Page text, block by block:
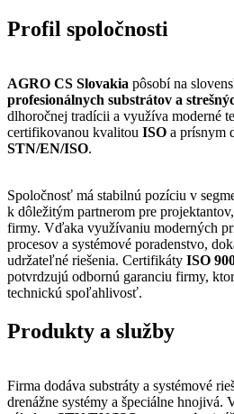
Profil spoločnosti
AGRO CS Slovakia pôsobí na
profesionálnych substrátov a
dlhoročnej tradícii a využíva moderné
certifikovanou kvalitou ISO a prísnym
STN/EN/ISO.
Spoločnosť má stabilnú pozíciu v
k dôležitým partnerom pre
firmy. Vďaka využívaniu moderných
procesov a systémové poradenstvo,
udržateľné riešenia. Certifikáty ISO
potvrdzujú odbornú garanciu firmy,
technickú spoľahlivosť.
Produkty a služby
Firma dodáva substráty a systémové
drenážne systémy a špeciálne hnojivá.